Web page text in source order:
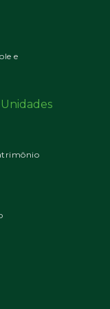
e